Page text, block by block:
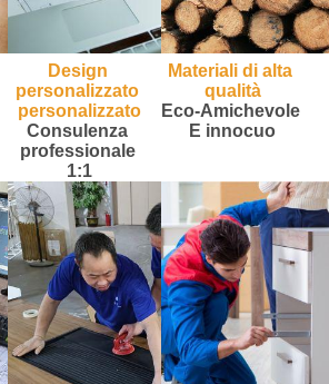
Design
personalizzato
personalizzato
Consulenza
professionale
1:1
Materiali di alta
qualità
Eco-Amichevole
E innocuo